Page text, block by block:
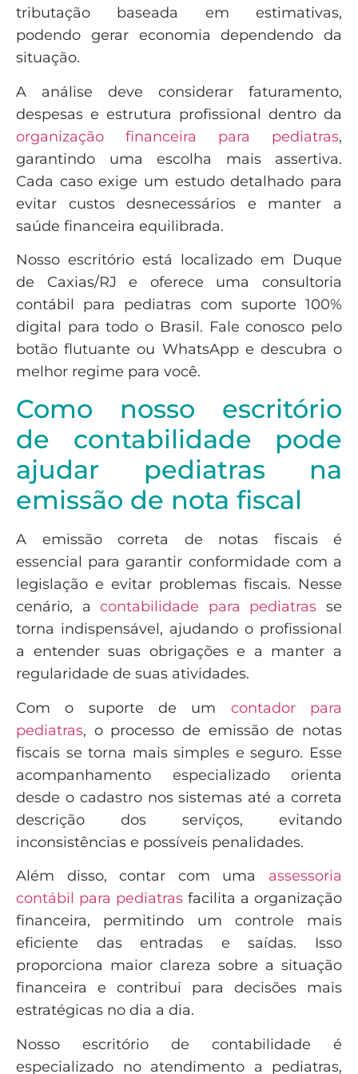
tributação baseada em estimativas,
podendo gerar economia dependendo da
situação.
A análise deve considerar faturamento,
despesas e estrutura profissional dentro da
organização financeira para pediatras,
garantindo uma escolha mais assertiva.
Cada caso exige um estudo detalhado para
evitar custos desnecessários e manter a
saúde financeira equilibrada.
Nosso escritório está localizado em Duque
de Caxias/RJ e oferece uma consultoria
contábil para pediatras com suporte 100%
digital para todo o Brasil. Fale conosco pelo
botão flutuante ou WhatsApp e descubra o
melhor regime para você.
Como nosso escritório
de contabilidade pode
ajudar pediatras na
emissão de nota fiscal
A emissão correta de notas fiscais é
essencial para garantir conformidade com a
legislação e evitar problemas fiscais. Nesse
cenário, acontabilidade para pediatras se
torna indispensável, ajudando o profissional
a entender suas obrigações e a manter a
regularidade de suas atividades.
Com o suporte de um contador para
pediatras, o processo de emissão de notas
fiscais se torna mais simples e seguro. Esse
acompanhamento especializado orienta
desde o cadastro nos sistemas até a correta
descrição dos serviços, evitando
inconsistências e possíveis penalidades.
Além disso, contar com uma assessoria
contábil para pediatras facilita a organização
financeira, permitindo um controle mais
eficiente das entradas e saídas. Isso
proporciona maior clareza sobre a situação
financeira e contribui para decisões mais
estratégicas no dia a dia.
Nosso escritório de contabilidade é
especializado no atendimento a pediatras,